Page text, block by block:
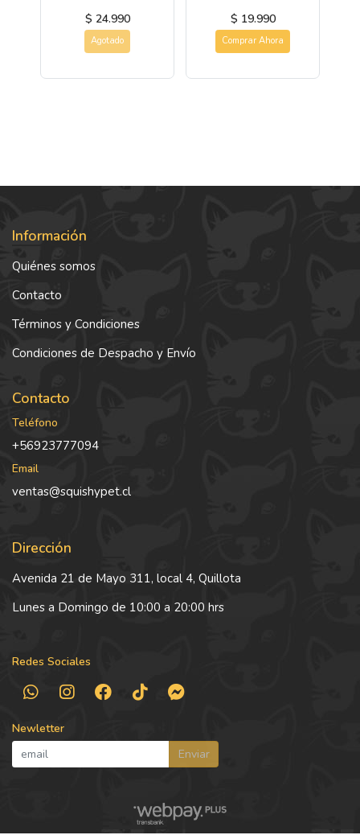
$ 24.990
Agotado
$ 19.990
Comprar Ahora
Información
Quiénes somos
Contacto
Términos y Condiciones
Condiciones de Despacho y Envío
Contacto
Teléfono
+56923777094
Email
ventas@squishypet.cl
Dirección
Avenida 21 de Mayo 311, local 4, Quillota
Lunes a Domingo de 10:00 a 20:00 hrs
Redes Sociales
Newletter
Enviar